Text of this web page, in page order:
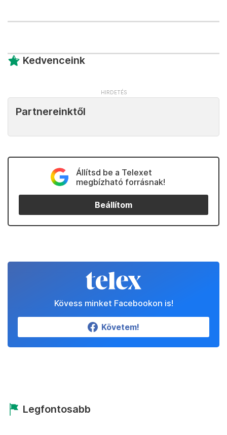
Kedvenceink
Partnereinktől
Állítsd be a Telexet
megbízható forrásnak!
Beállítom
Kövess minket Facebookon is!
Követem!
Legfontosabb